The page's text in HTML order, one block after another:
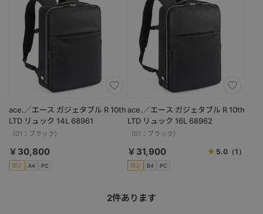
限定 A4 PC
ace.／エース ガジェタブル R 10th
LTD リュック 14L 68961
（01：ブラック）
￥30,800
限定 B4 PC
ace.／エース ガジェタブル R 10th
LTD リュック 16L 68962
（01：ブラック）
￥31,900 5.0 （1）
2件あります